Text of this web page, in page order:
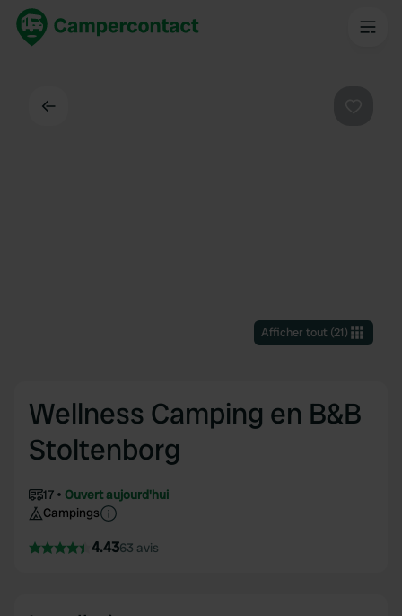
Afficher tout(21)
Wellness Camping en B&B
Stoltenborg
17
Ouvert aujourd'hui
Campings
4.4363 avis